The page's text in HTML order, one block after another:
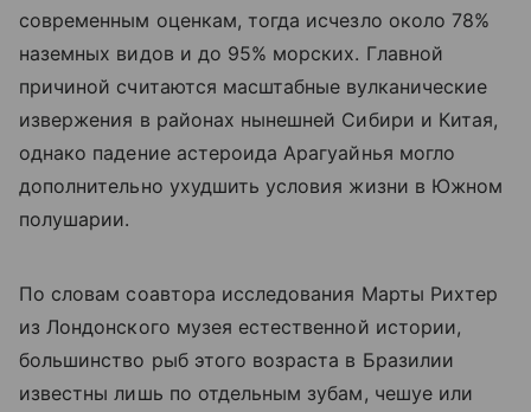
современным оценкам, тогда исчезло около 78%
наземных видов и до 95% морских. Главной
причиной считаются масштабные вулканические
извержения в районах нынешней Сибири и Китая,
однако падение астероида Арагуайнья могло
дополнительно ухудшить условия жизни в Южном
полушарии.
По словам соавтора исследования Марты Рихтер
из Лондонского музея естественной истории,
большинство рыб этого возраста в Бразилии
известны лишь по отдельным зубам, чешуе или